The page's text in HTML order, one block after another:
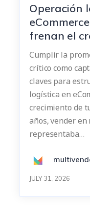
Operación
frenan el
Cumplir la
crítico como
claves para
logística en
crecimiento de
años, vender
representaba…
JULY 31, 2026